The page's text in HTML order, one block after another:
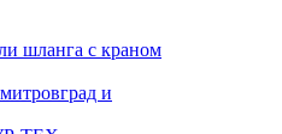
шланга с краном
и